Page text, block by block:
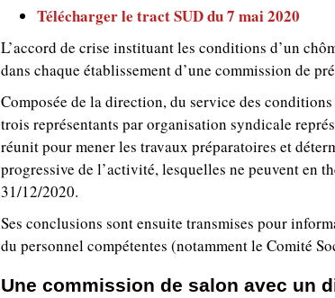
Télécharger le tract SUD du 7 mai 2020
L’accord de crise instituant les conditions d’un
dans chaque établissement d’une commission de
Composée de la direction, du service des
trois représentants par organisation syndicale
réunit pour mener les travaux préparatoires et
progressive de l’activité, lesquelles ne peuvent en
31/12/2020.
Ses conclusions sont ensuite transmises pour
du personnel compétentes (notamment le Comité
Une commission de salon avec un